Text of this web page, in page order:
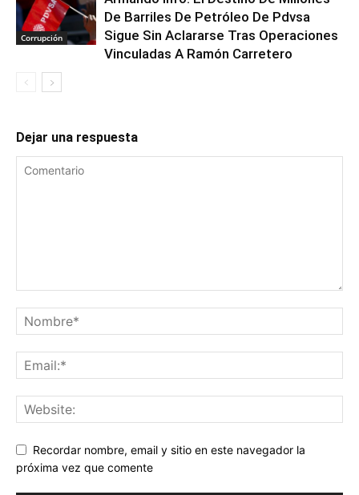
Corrupción
De Barriles De Petróleo De Pdvsa
Sigue Sin Aclararse Tras Operaciones
Vinculadas A Ramón Carretero
Dejar una respuesta
Recordar nombre, email y sitio en este navegador la
próxima vez que comente